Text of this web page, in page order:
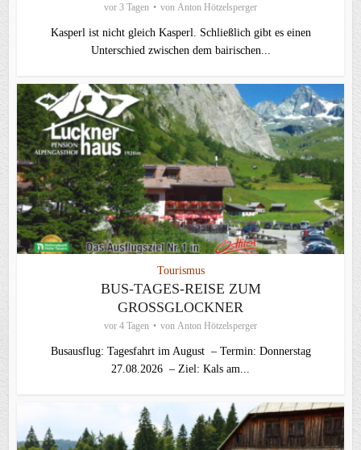
vor 3 Tagen von Anton Hötzelsperger
Kasperl ist nicht gleich Kasperl. Schließlich gibt es einen
Unterschied zwischen dem bairischen...
Tourismus
BUS-TAGES-REISE ZUM
GROSSGLOCKNER
vor 4 Tagen von Anton Hötzelsperger
Busausflug: Tagesfahrt im August – Termin: Donnerstag
27.08.2026 – Ziel: Kals am...